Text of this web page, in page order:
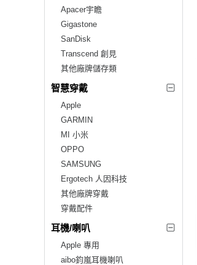
Apacer宇瞻
Gigastone
SanDisk
Transcend 創見
其他廠牌儲存類
智慧穿戴
Apple
GARMIN
MI 小米
OPPO
SAMSUNG
Ergotech 人因科技
其他廠牌穿戴
穿戴配件
耳機/喇叭
Apple 專用
aibo鈞嵐耳機喇叭